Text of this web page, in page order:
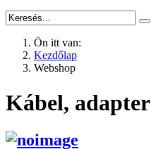
Ön itt van:
Kezdőlap
Webshop
Kábel, adapter